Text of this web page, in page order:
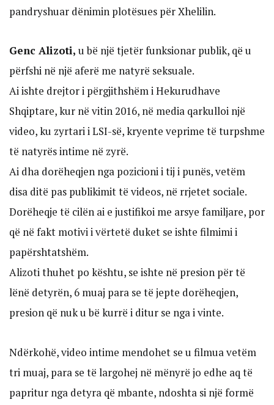
pandryshuar dënimin plotësues për Xhelilin.
Genc Alizoti, u bë një tjetër funksionar publik, që u
përfshi në një aferë me natyrë seksuale.
Ai ishte drejtor i përgjithshëm i Hekurudhave
Shqiptare, kur në vitin 2016, në media qarkulloi një
video, ku zyrtari i LSI-së, kryente veprime të turpshme
të natyrës intime në zyrë.
Ai dha dorëheqjen nga pozicioni i tij i punës, vetëm
disa ditë pas publikimit të videos, në rrjetet sociale.
Dorëheqje të cilën ai e justifikoi me arsye familjare, por
që në fakt motivi i vërtetë duket se ishte filmimi i
papërshtatshëm.
Alizoti thuhet po kështu, se ishte në presion për të
lënë detyrën, 6 muaj para se të jepte dorëheqjen,
presion që nuk u bë kurrë i ditur se nga i vinte.
Ndërkohë, video intime mendohet se u filmua vetëm
tri muaj, para se të largohej në mënyrë jo edhe aq të
papritur nga detyra që mbante, ndoshta si një formë